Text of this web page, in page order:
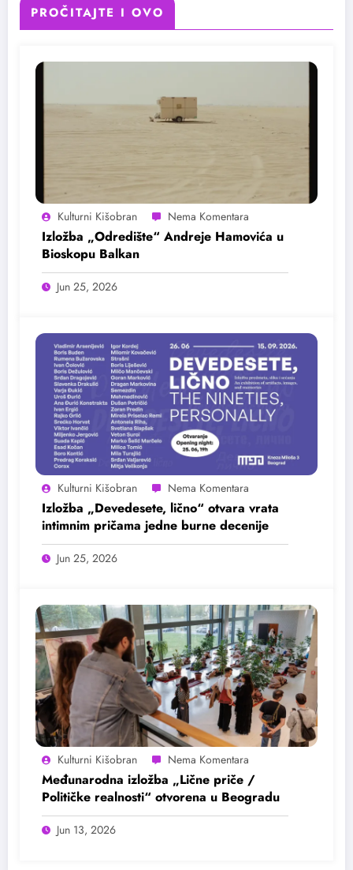
PROČITAJTE I OVO
Kulturni Kišobran
Izložba „Odredište“ Andreje Hamovića u
Bioskopu Balkan
Jun 25, 2026
Kulturni Kišobran
Izložba „Devedesete, lično“ otvara vrata
intimnim pričama jedne burne decenije
Jun 25, 2026
Kulturni Kišobran
Međunarodna izložba „Lične priče /
Političke realnosti“ otvorena u Beogradu
Jun 13, 2026